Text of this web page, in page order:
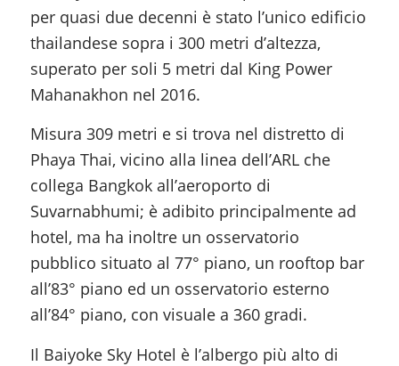
per quasi due decenni è stato l’unico edificio
thailandese sopra i 300 metri d’altezza,
superato per soli 5 metri dal King Power
Mahanakhon nel 2016.
Misura 309 metri e si trova nel distretto di
Phaya Thai, vicino alla linea dell’ARL che
collega Bangkok all’aeroporto di
Suvarnabhumi; è adibito principalmente ad
hotel, ma ha inoltre un osservatorio
pubblico situato al 77° piano, un rooftop bar
all’83° piano ed un osservatorio esterno
all’84° piano, con visuale a 360 gradi.
Il Baiyoke Sky Hotel è l’albergo più alto di